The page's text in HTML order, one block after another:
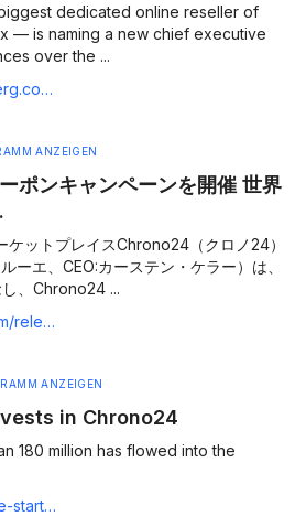
dedicated online reseller of
— is naming a new chief executive
over the ...
new-ceo-in-shake-up
ANZEIGEN
ポンキャンペーンを開催 世界
ケットプレイスChrono24（クロノ24）
ーエ、CEO:カーステン・ケラー）は、
、Chrono24 ...
ANZEIGEN
in Chrono24
180 million has flowed into the
recap-ecolocked/